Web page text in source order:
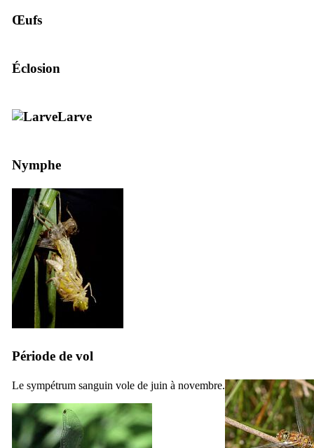
Œufs
Éclosion
Larve
Nymphe
Période de vol
Le sympétrum sanguin vole de juin à novembre.